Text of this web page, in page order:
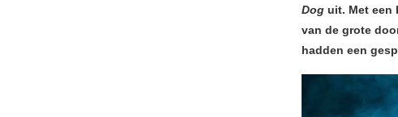
Dog uit. Met een
van de grote
hadden een